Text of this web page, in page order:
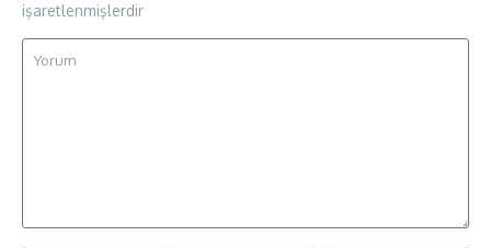
işaretlenmişlerdir